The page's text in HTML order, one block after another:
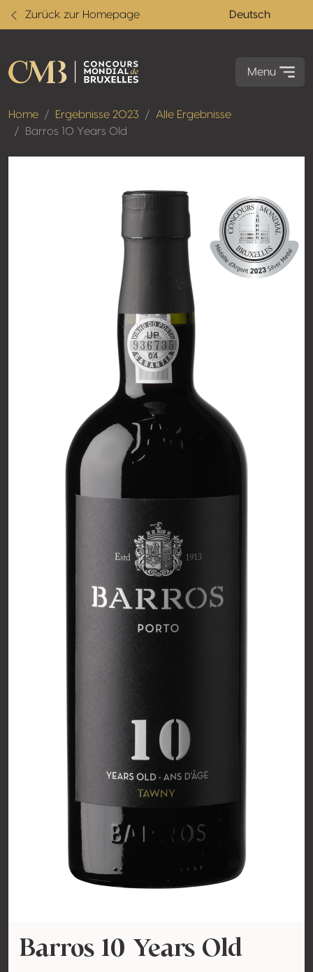
Zurück zur Homepage Deutsch
Menu
Home Ergebnisse 2023
Alle Ergebnisse
Barros 10 Years Old
Barros 10 Years Old